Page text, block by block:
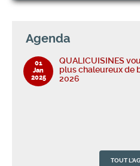
Agenda
01
Jan
2025
QUALICUISINES
plus chaleureux de
2026
TOUT